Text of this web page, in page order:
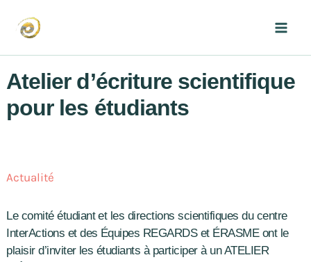
contenu
Atelier d’écriture scientifique
pour les étudiants
Actualité
Le comité étudiant et les directions scientifiques du centre
InterActions et des Équipes REGARDS et ÉRASME ont le
plaisir d’inviter les étudiants à participer à un ATELIER